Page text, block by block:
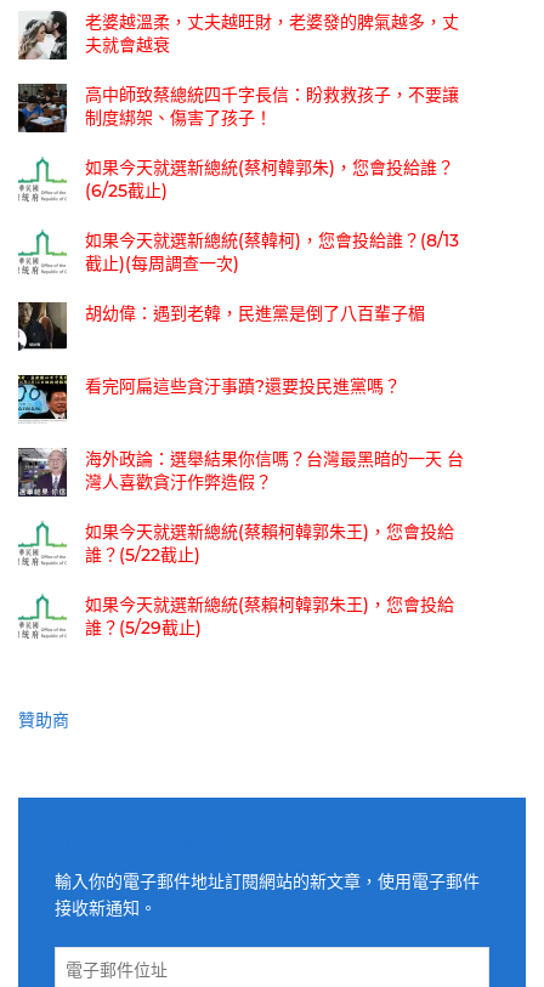
老婆越溫柔，丈夫越旺財，老婆發的脾氣越多，丈
夫就會越衰
高中師致蔡總統四千字長信：盼救救孩子，不要讓
制度綁架、傷害了孩子！
如果今天就選新總統(蔡柯韓郭朱)，您會投給誰？
(6/25截止)
如果今天就選新總統(蔡韓柯)，您會投給誰？(8/13
截止)(每周調查一次)
胡幼偉：遇到老韓，民進黨是倒了八百輩子楣
看完阿扁這些貪汙事蹟?還要投民進黨嗎？
海外政論：選舉結果你信嗎？台灣最黑暗的一天 台
灣人喜歡貪汙作弊造假？
如果今天就選新總統(蔡賴柯韓郭朱王)，您會投給
誰？(5/22截止)
如果今天就選新總統(蔡賴柯韓郭朱王)，您會投給
誰？(5/29截止)
贊助商
輸入你的電子郵件地址訂閱網站的新文章，使用電子郵件
接收新通知。
電